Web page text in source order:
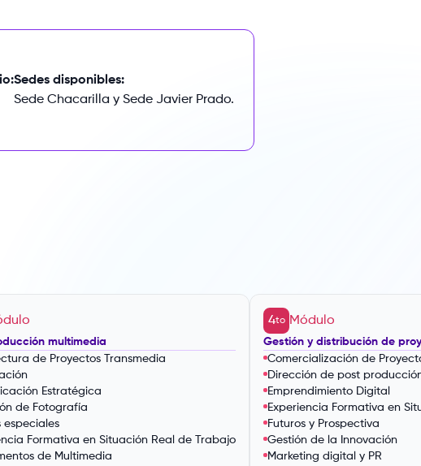
Sedes disponibles:
Sede Chacarilla y Sede Javier Prado.
multimedia
de Proyectos Transmedia
Estratégica
de Fotografía
especiales
Formativa en Situación Real de Trabajo
de Multimedia
4to Módulo
Gestión y distribución de
Comercialización de
Dirección de post
Emprendimiento Digital
Experiencia Formativa en
Futuros y Prospectiva
Gestión de la Innovación
Marketing digital y PR